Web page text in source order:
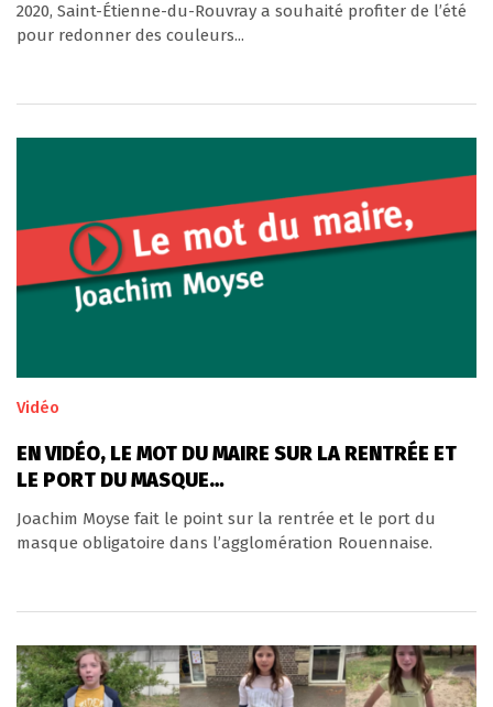
2020, Saint-Étienne-du-Rouvray a souhaité profiter de l’été
pour redonner des couleurs...
Vidéo
EN VIDÉO, LE MOT DU MAIRE SUR LA RENTRÉE ET
LE PORT DU MASQUE…
Joachim Moyse fait le point sur la rentrée et le port du
masque obligatoire dans l’agglomération Rouennaise.